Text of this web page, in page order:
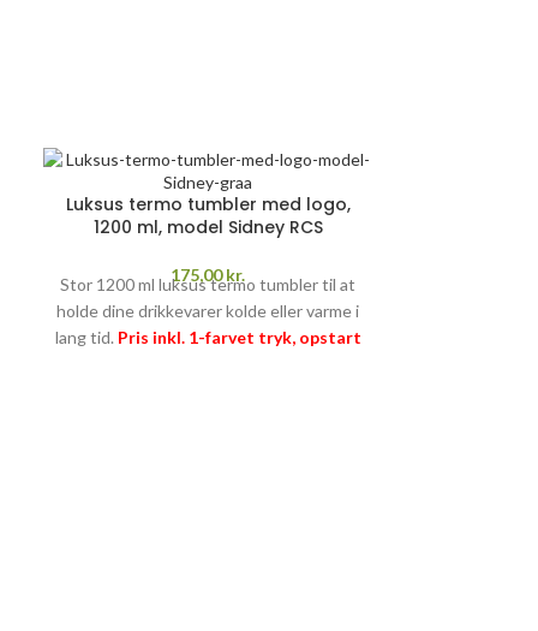
Luksus termo tumbler med logo,
1200 ml, model Sidney RCS
175,00kr.
Stor 1200 ml luksus termo tumbler til at
holde dine drikkevarer kolde eller varme i
lang tid. Pris inkl. 1-farvet tryk, opstart